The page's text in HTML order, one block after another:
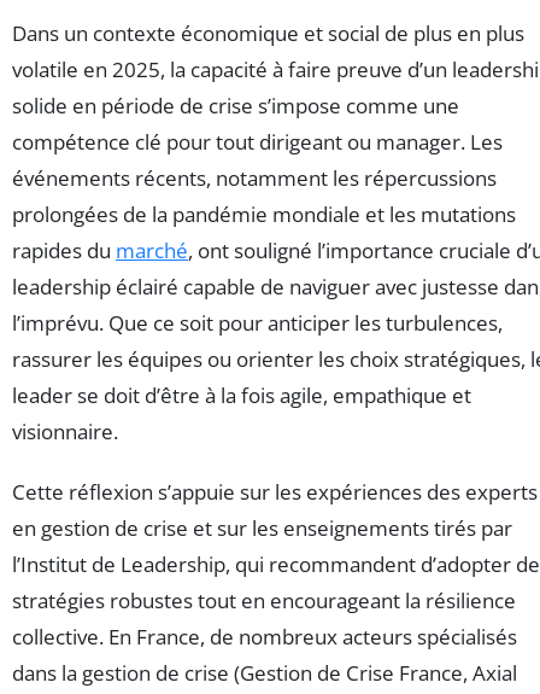
Dans un contexte économique et social de plus en plus
volatile en 2025, la capacité à faire preuve d’un
solide en période de crise s’impose comme une
compétence clé pour tout dirigeant ou manager. Les
événements récents, notamment les répercussions
prolongées de la pandémie mondiale et les mutations
rapides du marché, ont souligné l’importance cruciale
leadership éclairé capable de naviguer avec justesse
l’imprévu. Que ce soit pour anticiper les turbulences,
rassurer les équipes ou orienter les choix stratégiques,
leader se doit d’être à la fois agile, empathique et
visionnaire.
Cette réflexion s’appuie sur les expériences des experts
en gestion de crise et sur les enseignements tirés par
l’Institut de Leadership, qui recommandent d’adopter
stratégies robustes tout en encourageant la résilience
collective. En France, de nombreux acteurs spécialisés
dans la gestion de crise (Gestion de Crise France, Axial